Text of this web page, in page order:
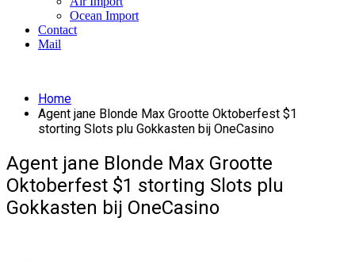
Ocean Import
Contact
Mail
Home
Agent jane Blonde Max Grootte Oktoberfest $1
storting Slots plu Gokkasten bij OneCasino
Agent jane Blonde Max Grootte
Oktoberfest $1 storting Slots plu
Gokkasten bij OneCasino